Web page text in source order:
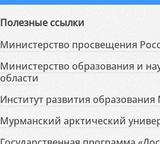
Полезные ссылки
Министерство просвещения
Министерство образования и
области
Институт развития
Мурманский арктический